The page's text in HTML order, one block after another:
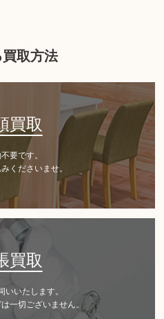
取方法
買取
要です。
くださいませ。
買取
いいたします。
一切ございません。